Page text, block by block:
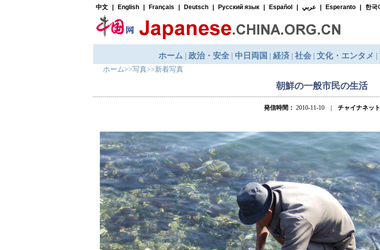
ホーム>>写真>>新着写真
朝鮮の一般市民の生活
発信時間： 2010-11-10 | チャイナネット